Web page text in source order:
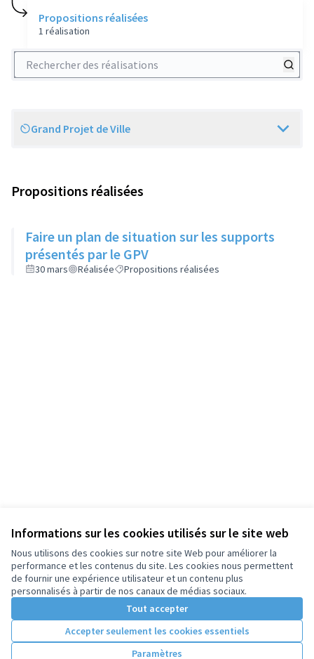
Informations sur les cookies utilisés sur le site web
Nous utilisons des cookies sur notre site Web pour améliorer la
performance et les contenus du site. Les cookies nous permettent
de fournir une expérience utilisateur et un contenu plus
personnalisés à partir de nos canaux de médias sociaux.
Tout accepter
Accepter seulement les cookies essentiels
Paramètres
Propositions réalisées
1 réalisation
Rechercher des réalisations
Scope
Grand Projet de Ville
Propositions réalisées
Faire un plan de situation sur les supports
présentés par le GPV
30 mars Réalisée Propositions réalisées